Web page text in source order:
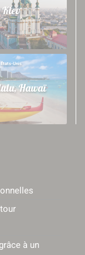
Kiev
États-Unis
Hawaï
à un